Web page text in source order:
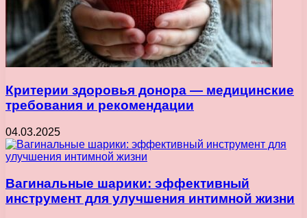
Критерии здоровья донора — медицинские
требования и рекомендации
04.03.2025
Вагинальные шарики: эффективный
инструмент для улучшения интимной жизни